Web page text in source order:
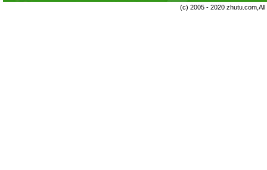
(c) 2005 - 2020